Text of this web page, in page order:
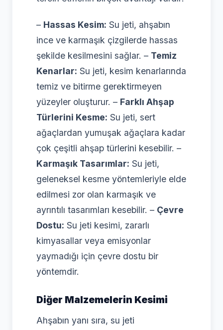
– Hassas Kesim: Su jeti, ahşabın
ince ve karmaşık çizgilerde hassas
şekilde kesilmesini sağlar. – Temiz
Kenarlar: Su jeti, kesim kenarlarında
temiz ve bitirme gerektirmeyen
yüzeyler oluşturur. – Farklı Ahşap
Türlerini Kesme: Su jeti, sert
ağaçlardan yumuşak ağaçlara kadar
çok çeşitli ahşap türlerini kesebilir. –
Karmaşık Tasarımlar: Su jeti,
geleneksel kesme yöntemleriyle elde
edilmesi zor olan karmaşık ve
ayrıntılı tasarımları kesebilir. – Çevre
Dostu: Su jeti kesimi, zararlı
kimyasallar veya emisyonlar
yaymadığı için çevre dostu bir
yöntemdir.
Diğer Malzemelerin Kesimi
Ahşabın yanı sıra, su jeti